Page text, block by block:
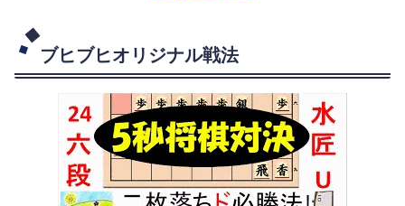
ブヒブヒオリジナル戦法